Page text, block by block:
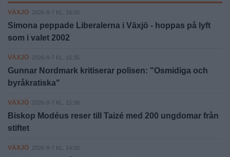
VÄXJÖ 2026-8-7 KL. 16:00
Simona peppade Liberalerna i Växjö - hoppas på lyft
som i valet 2002
VÄXJÖ 2026-8-7 KL. 15:35
Gunnar Nordmark kritiserar polisen: "Osmidiga och
byråkratiska"
VÄXJÖ 2026-8-7 KL. 15:30
Biskop Modéus reser till Taizé med 200 ungdomar från
stiftet
VÄXJÖ 2026-8-7 KL. 14:00